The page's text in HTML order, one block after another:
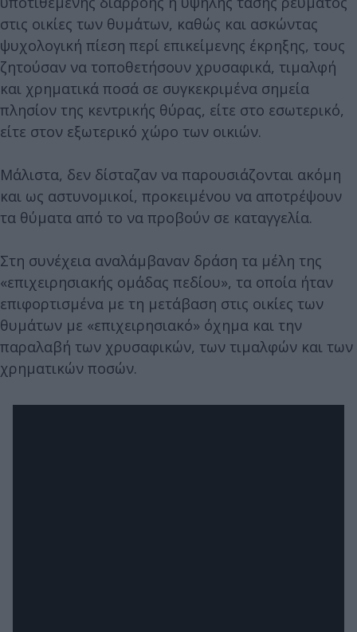
στις οικίες των θυμάτων, καθώς και ασκώντας
ψυχολογική πίεση περί επικείμενης έκρηξης, τους
ζητούσαν να τοποθετήσουν χρυσαφικά, τιμαλφή
και χρηματικά ποσά σε συγκεκριμένα σημεία
πλησίον της κεντρικής θύρας, είτε στο εσωτερικό,
είτε στον εξωτερικό χώρο των οικιών.
Μάλιστα, δεν δίσταζαν να παρουσιάζονται ακόμη
και ως αστυνομικοί, προκειμένου να αποτρέψουν
τα θύματα από το να προβούν σε καταγγελία.
Στη συνέχεια αναλάμβαναν δράση τα μέλη της
«επιχειρησιακής ομάδας πεδίου», τα οποία ήταν
επιφορτισμένα με τη μετάβαση στις οικίες των
θυμάτων με «επιχειρησιακό» όχημα και την
παραλαβή των χρυσαφικών, των τιμαλφών και των
χρηματικών ποσών.